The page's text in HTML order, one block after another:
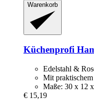
Warenkorb
Küchenprofi
Edelstahl &
Mit
Maße: 30 x 12
€ 15,19